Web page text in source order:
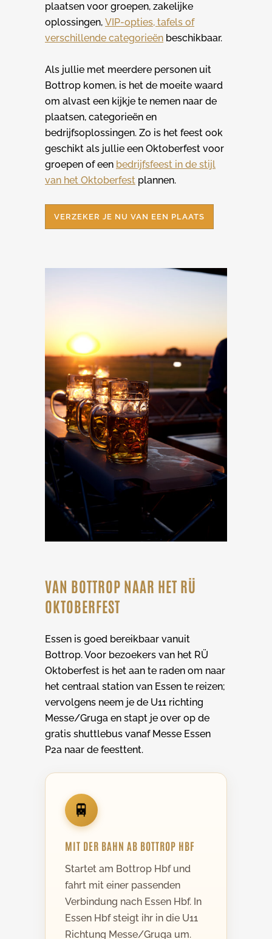
plaatsen voor groepen, zakelijke
oplossingen, VIP-opties, tafels of
verschillende categorieën beschikbaar.
Als jullie met meerdere personen uit
Bottrop komen, is het de moeite waard
om alvast een kijkje te nemen naar de
plaatsen, categorieën en
bedrijfsoplossingen. Zo is het feest ook
geschikt als jullie een Oktoberfest voor
groepen of een bedrijfsfeest in de stijl
van het Oktoberfest plannen.
VERZEKER JE NU VAN EEN PLAATS
VAN BOTTROP NAAR HET RÜ
OKTOBERFEST
Essen is goed bereikbaar vanuit
Bottrop. Voor bezoekers van het RÜ
Oktoberfest is het aan te raden om naar
het centraal station van Essen te reizen;
vervolgens neem je de U11 richting
Messe/Gruga en stapt je over op de
gratis shuttlebus vanaf Messe Essen
P2a naar de feesttent.
🚆
MIT DER BAHN AB BOTTROP HBF
Startet am Bottrop Hbf und
fahrt mit einer passenden
Verbindung nach Essen Hbf. In
Essen Hbf steigt ihr in die U11
Richtung Messe/Gruga um.